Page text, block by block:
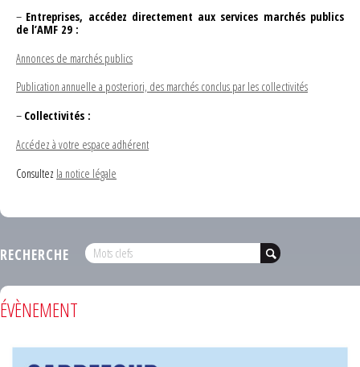
– Entreprises, accédez directement aux services marchés publics
de l’AMF 29 :
Annonces de marchés publics
Publication annuelle a posteriori, des marchés conclus par les collectivités
– Collectivités :
Accédez à votre espace adhérent
Consultez la notice légale
RECHERCHE
ÉVÈNEMENT